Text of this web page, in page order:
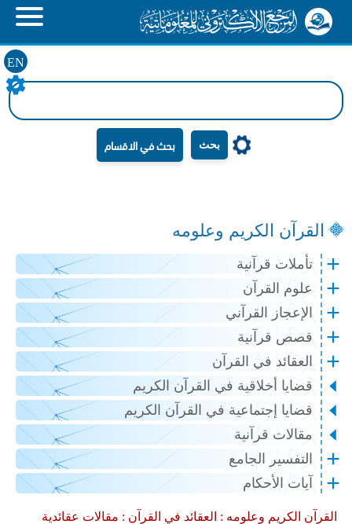
EN
بحث
القرآن الكريم وعلومه
تأملات قرآنية
علوم القرآن
الإعجاز القرآني
قصص قرآنية
العقائد في القرآن
قضايا أخلاقية في القرآن الكريم
قضايا إجتماعية في القرآن الكريم
مقالات قرآنية
التفسير الجامع
آيات الأحكام
القرآن الكريم وعلومه : العقائد في القرآن : مقالات عقائدية